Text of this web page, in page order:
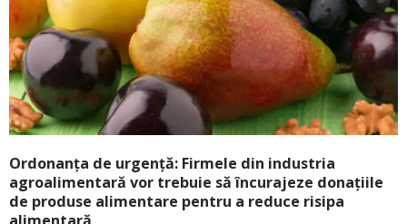
Ordonanța de urgență: Firmele din industria
agroalimentară vor trebuie să încurajeze donațiile
de produse alimentare pentru a reduce risipa